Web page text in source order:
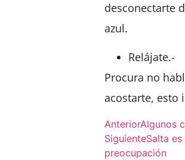
desconectarte
azul.
Relájate.-
Procura no
acostarte, esto
AnteriorAlgunos
SiguienteSalta
preocupación